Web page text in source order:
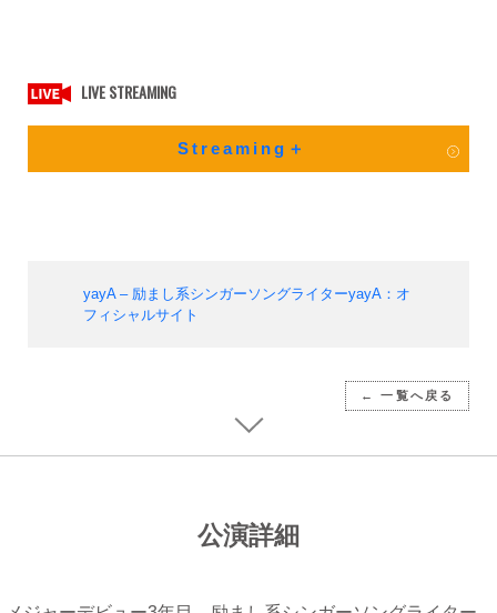
LIVE STREAMING
Streaming＋
yayA – 励まし系シンガーソングライターyayA：オ
フィシャルサイト
← 一覧へ戻る
公演詳細